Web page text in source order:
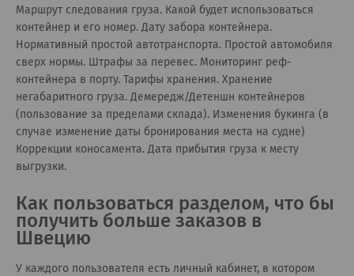
Маршрут следования груза. Какой будет использоваться
контейнер и его номер. Дату забора контейнера.
Нормативный простой автотранспорта. Простой автомобиля
сверх нормы. Штрафы за перевес. Мониторинг реф-
контейнера в порту. Тарифы хранения. Хранение
негабаритного груза. Демередж/Детеншн контейнеров
(пользование за пределами склада). Изменения букинга (в
случае изменение даты бронирования места на судне)
Коррекции коносамента. Дата прибытия груза к месту
выгрузки.
Как пользоваться разделом, что бы
получить больше заказов в
Швецию
У каждого пользователя есть личный кабинет, в котором